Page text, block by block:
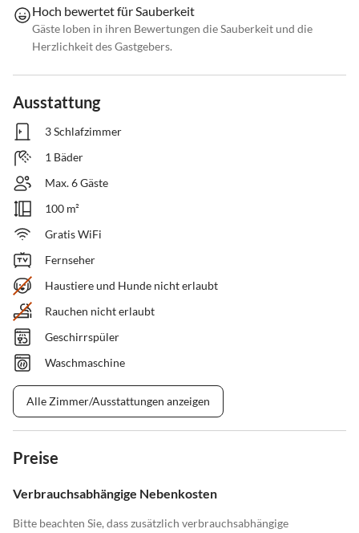
Hoch bewertet für Sauberkeit
Gäste loben in ihren Bewertungen die Sauberkeit und die
Herzlichkeit des Gastgebers.
Ausstattung
3 Schlafzimmer
1 Bäder
Max. 6 Gäste
100 m²
Gratis WiFi
Fernseher
Haustiere und Hunde nicht erlaubt
Rauchen nicht erlaubt
Geschirrspüler
Waschmaschine
Alle Zimmer/Ausstattungen anzeigen
Preise
Verbrauchsabhängige Nebenkosten
Bitte beachten Sie, dass zusätzlich verbrauchsabhängige